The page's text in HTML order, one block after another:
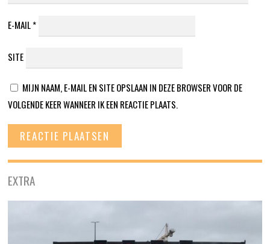
E-MAIL*
SITE
MIJN NAAM, E-MAIL EN SITE OPSLAAN IN DEZE BROWSER VOOR DE
VOLGENDE KEER WANNEER IK EEN REACTIE PLAATS.
EXTRA